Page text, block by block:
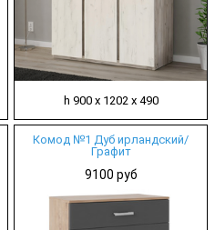
h 900 х 1202 х 490
Комод №1 Дуб ирландский/
Графит
9100 руб